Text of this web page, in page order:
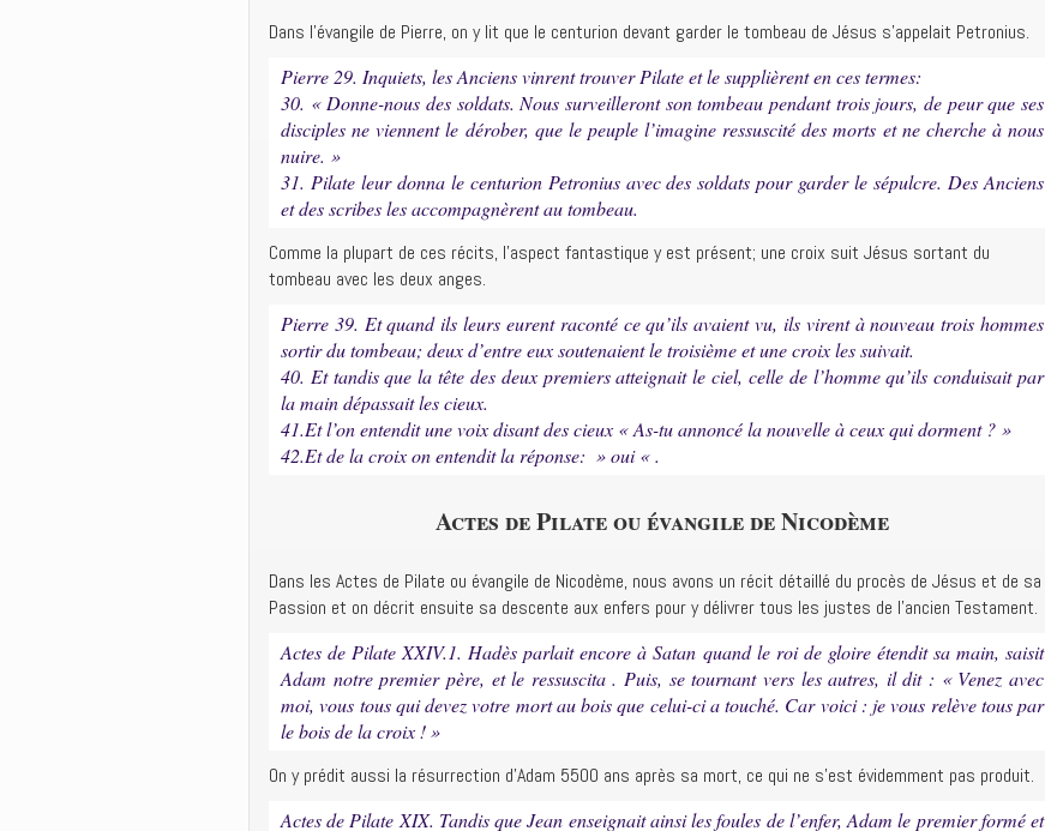
Dans l’évangile de Pierre, on y lit que le centurion devant garder le tombeau de Jésus s’appelait Petronius.
Pierre 29. Inquiets, les Anciens vinrent trouver Pilate et le supplièrent en ces termes:
30. « Donne-nous des soldats. Nous surveilleront son tombeau pendant trois jours, de peur que ses
disciples ne viennent le dérober, que le peuple l’imagine ressuscité des morts et ne cherche à nous
nuire. »
31. Pilate leur donna le centurion Petronius avec des soldats pour garder le sépulcre. Des Anciens
et des scribes les accompagnèrent au tombeau.
Comme la plupart de ces récits, l’aspect fantastique y est présent; une croix suit Jésus sortant du
tombeau avec les deux anges.
Pierre 39. Et quand ils leurs eurent raconté ce qu’ils avaient vu, ils virent à nouveau trois hommes
sortir du tombeau; deux d’entre eux soutenaient le troisième et une croix les suivait.
40. Et tandis que la tête des deux premiers atteignait le ciel, celle de l’homme qu’ils conduisait par
la main dépassait les cieux.
41.Et l’on entendit une voix disant des cieux « As-tu annoncé la nouvelle à ceux qui dorment ? »
42.Et de la croix on entendit la réponse: » oui « .
Actes de Pilate ou évangile de Nicodème
Dans les Actes de Pilate ou évangile de Nicodème, nous avons un récit détaillé du procès de Jésus et de sa
Passion et on décrit ensuite sa descente aux enfers pour y délivrer tous les justes de l’ancien Testament.
Actes de Pilate XXIV.1. Hadès parlait encore à Satan quand le roi de gloire étendit sa main, saisit
Adam notre premier père, et le ressuscita . Puis, se tournant vers les autres, il dit : « Venez avec
moi, vous tous qui devez votre mort au bois que celui-ci a touché. Car voici : je vous relève tous par
le bois de la croix ! »
On y prédit aussi la résurrection d’Adam 5500 ans après sa mort, ce qui ne s’est évidemment pas produit.
Actes de Pilate XIX. Tandis que Jean enseignait ainsi les foules de l’enfer, Adam le premier formé et